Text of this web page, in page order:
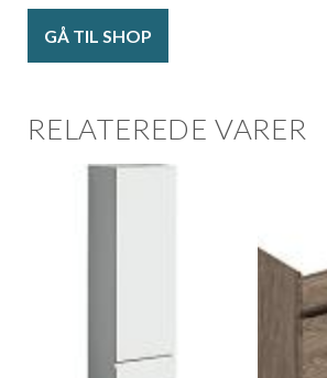
GÅ TIL SHOP
RELATEREDE VARER